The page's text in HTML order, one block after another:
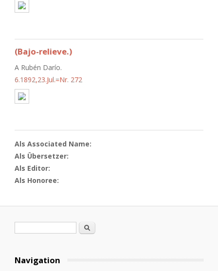
(Bajo-relieve.)
A Rubén Darío.
6.1892,23.Jul.=Nr. 272
Als Associated Name:
Als Übersetzer:
Als Editor:
Als Honoree:
Suche
Navigation